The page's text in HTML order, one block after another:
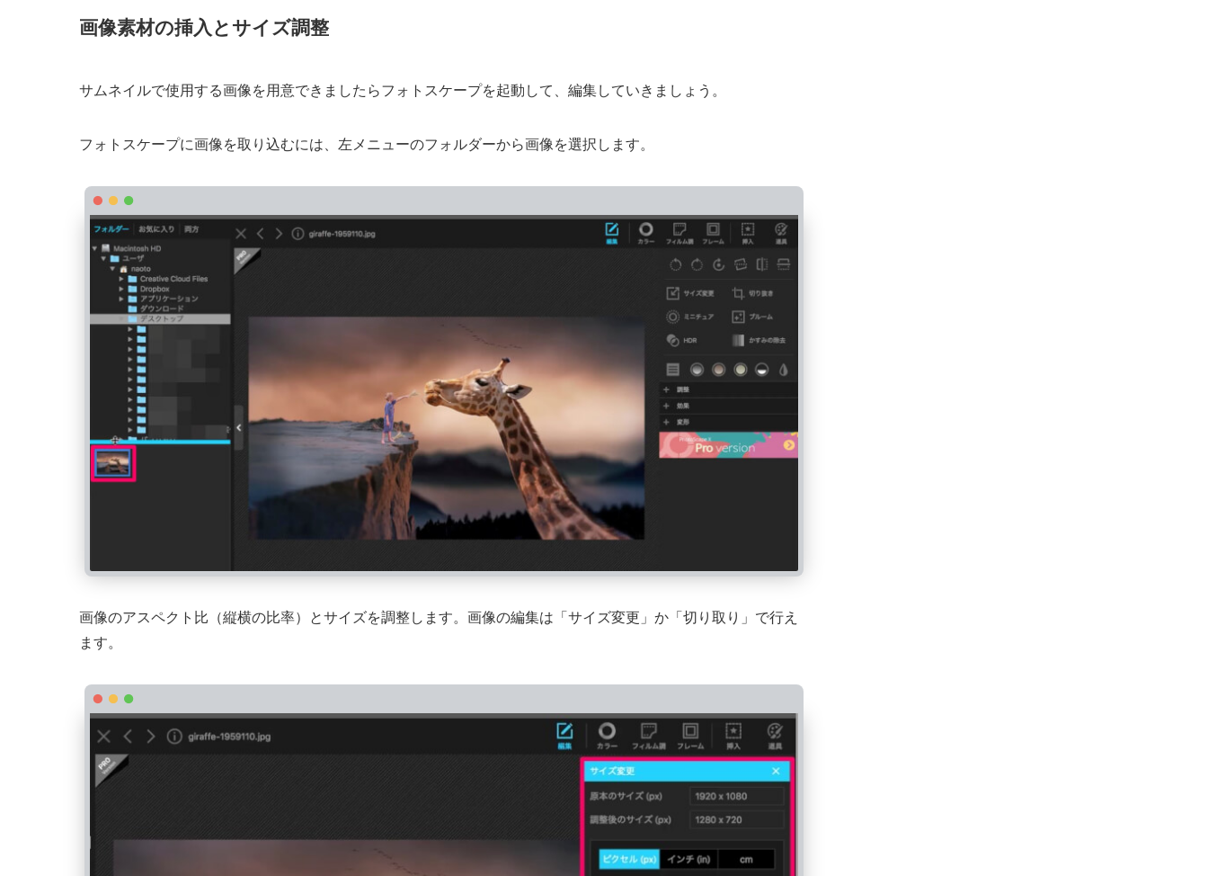
画像素材の挿入とサイズ調整
サムネイルで使用する画像を用意できましたらフォトスケープを起動して、編集していきましょう。
フォトスケープに画像を取り込むには、左メニューのフォルダーから画像を選択します。
画像のアスペクト比（縦横の比率）とサイズを調整します。画像の編集は「サイズ変更」か「切り取り」で行え
ます。